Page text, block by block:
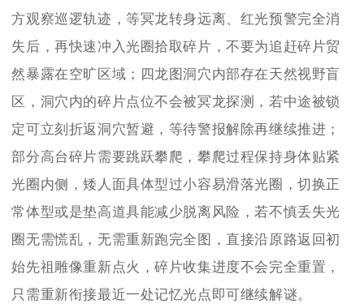
方观察巡逻轨迹，等冥龙转身远离、红光预警完全消
失后，再快速冲入光圈拾取碎片，不要为追赶碎片贸
然暴露在空旷区域；四龙图洞穴内部存在天然视野盲
区，洞穴内的碎片点位不会被冥龙探测，若中途被锁
定可立刻折返洞穴暂避，等待警报解除再继续推进；
部分高台碎片需要跳跃攀爬，攀爬过程保持身体贴紧
光圈内侧，矮人面具体型过小容易滑落光圈，切换正
常体型或是垫高道具能减少脱离风险，若不慎丢失光
圈无需慌乱，无需重新跑完全图，直接沿原路返回初
始先祖雕像重新点火，碎片收集进度不会完全重置，
只需重新衔接最近一处记忆光点即可继续解谜。